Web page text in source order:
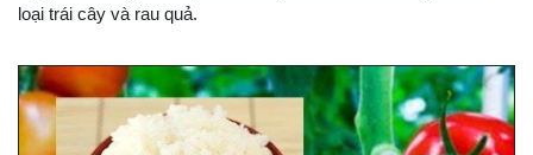
loại trái cây và rau quả.